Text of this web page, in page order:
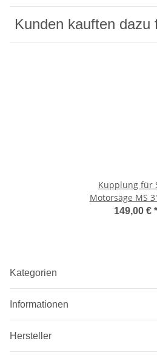
Kunden kauften dazu
Kupplung für
Motorsäge MS
149,00 € *
Kategorien
Informationen
Hersteller